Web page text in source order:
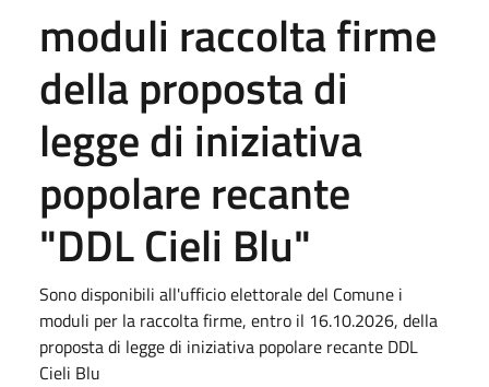
moduli raccolta firme
della proposta di
legge di iniziativa
popolare recante
"DDL Cieli Blu"
Sono disponibili all'ufficio elettorale del Comune i
moduli per la raccolta firme, entro il 16.10.2026, della
proposta di legge di iniziativa popolare recante DDL
Cieli Blu